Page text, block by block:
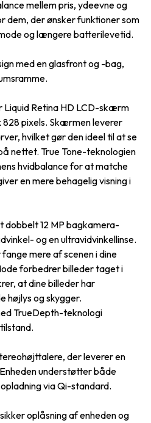
mellem pris, ydeevne og
dem, der ønsker funktioner som
og længere batterilevetid.
med en glasfront og -bag,
Liquid Retina HD LCD-skærm
828 pixels. Skærmen leverer
hvilket gør den ideel til at se
nettet. True Tone-teknologien
hvidbalance for at matche
en mere behagelig visning i
dobbelt 12 MP bagkamera-
og en ultravidvinkellinse.
mere af scenen i dine
forbedrer billeder taget i
at dine billeder har
højlys og skygger.
TrueDepth-teknologi
der leverer en
understøtter både
via Qi-standard.
oplåsning af enheden og